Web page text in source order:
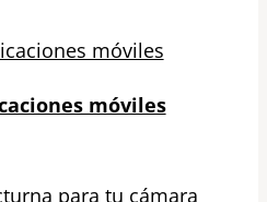
móviles